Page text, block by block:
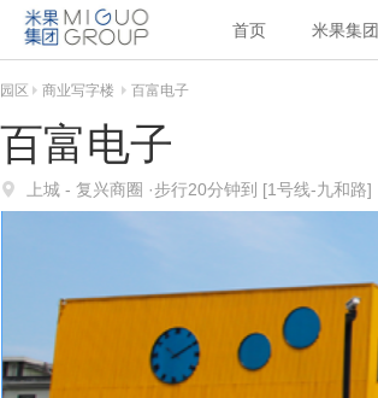
首页 米果集团
园区 商业写字楼 百富电子
百富电子
上城 - 复兴商圈 ·步行20分钟到 [1号线-九和路]